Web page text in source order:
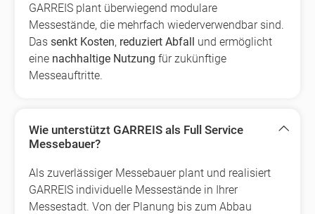
GARREIS plant überwiegend modulare
Messestände, die mehrfach wiederverwendbar sind.
Das senkt Kosten, reduziert Abfall und ermöglicht
eine nachhaltige Nutzung für zukünftige
Messeauftritte.
Wie unterstützt GARREIS als Full Service
Messebauer?
Als zuverlässiger Messebauer plant und realisiert
GARREIS individuelle Messestände in Ihrer
Messestadt. Von der Planung bis zum Abbau